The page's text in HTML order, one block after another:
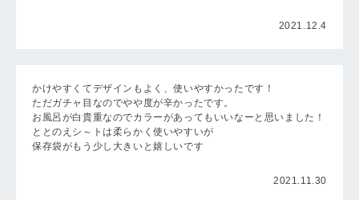
2021.12.4
かけやすくてデザインもよく、使いやすかったです！
ただガチャ目なのでやや度が辛かったです。
お風呂が白貴重なのでカラーがあってもいいなーと思いました！
ととのえシ～トは柔らかく使いやすいが
保存袋がもう少し大きいと嬉しいです
2021.11.30